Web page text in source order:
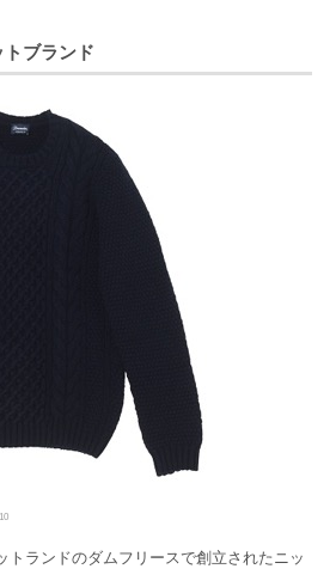
トブランド
トランドのダムフリースで創立されたニッ